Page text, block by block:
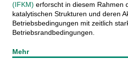
(IFKM) erforscht in diesem Rahmen
katalytischen Strukturen und deren
Betriebsbedingungen mit zeitlich
Betriebsrandbedingungen.
Mehr